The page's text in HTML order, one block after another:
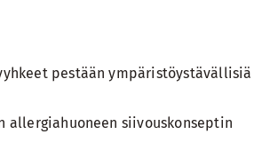
pestään ympäristöystävällisiä
allergiahuoneen siivouskonseptin